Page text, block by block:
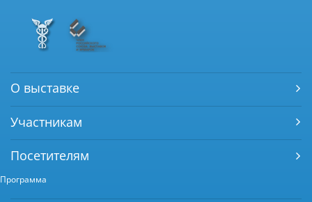
О выставке
Участникам
Посетителям
Программа